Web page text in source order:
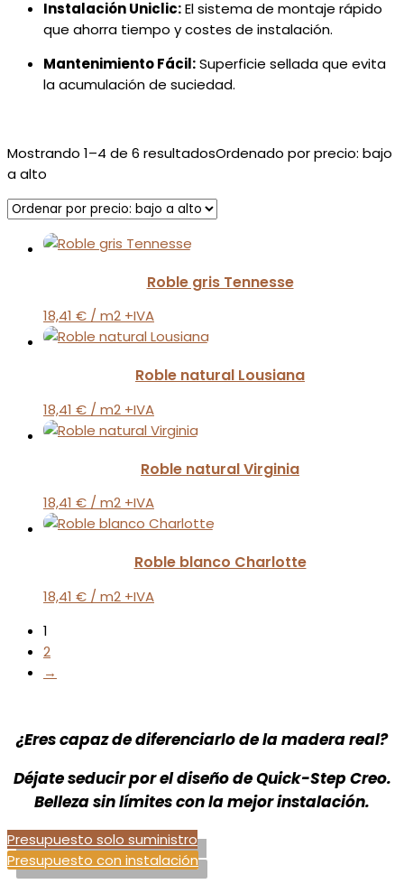
Instalación Uniclic:El sistema de montaje rápido
que ahorra tiempo y costes de instalación.
Mantenimiento Fácil:Superficie sellada que evita
la acumulación de suciedad.
Mostrando 1–4 de 6 resultadosOrdenado por precio: bajo
a alto
Roble gris Tennesse
18,41 € / m2 +IVA
Roble natural Lousiana
18,41 € / m2 +IVA
Roble natural Virginia
18,41 € / m2 +IVA
Roble blanco Charlotte
18,41 € / m2 +IVA
1
2
→
¿Eres capaz de diferenciarlo de la madera real?
Déjate seducir por el diseño de Quick-Step Creo.
Belleza sin límites con la mejor instalación.
Presupuesto solo suministro
Presupuesto con instalación